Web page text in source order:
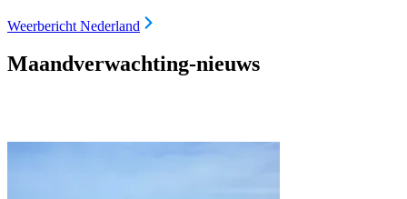
Weerbericht Nederland
Maandverwachting-nieuws